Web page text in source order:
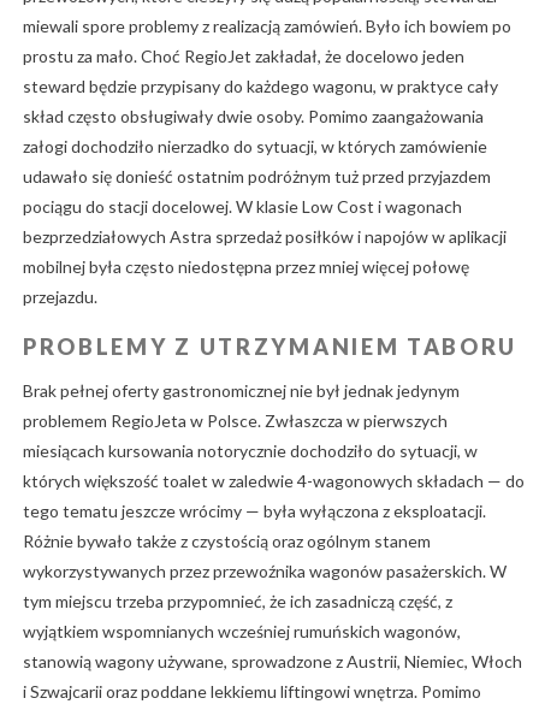
miewali spore problemy z realizacją zamówień. Było ich bowiem po
prostu za mało. Choć RegioJet zakładał, że docelowo jeden
steward będzie przypisany do każdego wagonu, w praktyce cały
skład często obsługiwały dwie osoby. Pomimo zaangażowania
załogi dochodziło nierzadko do sytuacji, w których zamówienie
udawało się donieść ostatnim podróżnym tuż przed przyjazdem
pociągu do stacji docelowej. W klasie Low Cost i wagonach
bezprzedziałowych Astra sprzedaż posiłków i napojów w aplikacji
mobilnej była często niedostępna przez mniej więcej połowę
przejazdu.
PROBLEMY Z UTRZYMANIEM TABORU
Brak pełnej oferty gastronomicznej nie był jednak jedynym
problemem RegioJeta w Polsce. Zwłaszcza w pierwszych
miesiącach kursowania notorycznie dochodziło do sytuacji, w
których większość toalet w zaledwie 4-wagonowych składach — do
tego tematu jeszcze wrócimy — była wyłączona z eksploatacji.
Różnie bywało także z czystością oraz ogólnym stanem
wykorzystywanych przez przewoźnika wagonów pasażerskich. W
tym miejscu trzeba przypomnieć, że ich zasadniczą część, z
wyjątkiem wspomnianych wcześniej rumuńskich wagonów,
stanowią wagony używane, sprowadzone z Austrii, Niemiec, Włoch
i Szwajcarii oraz poddane lekkiemu liftingowi wnętrza. Pomimo